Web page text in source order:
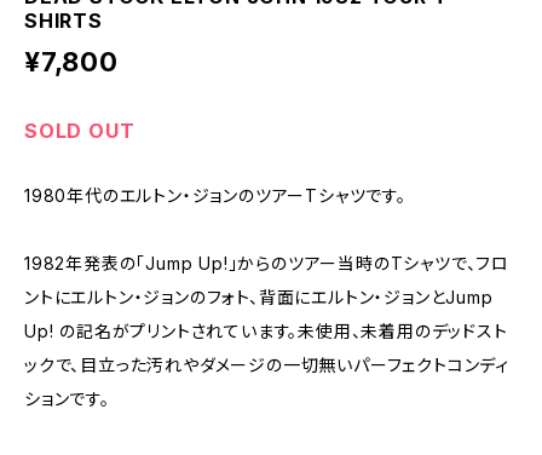
SHIRTS
¥7,800
SOLD OUT
1980年代のエルトン・ジョンのツアーTシャツです。
1982年発表の「Jump Up!」からのツアー当時のTシャツで、フロ
ントにエルトン・ジョンのフォト、背面にエルトン・ジョンとJump
Up! の記名がプリントされています。未使用、未着用のデッドスト
ックで、目立った汚れやダメージの一切無いパーフェクトコンディ
ションです。